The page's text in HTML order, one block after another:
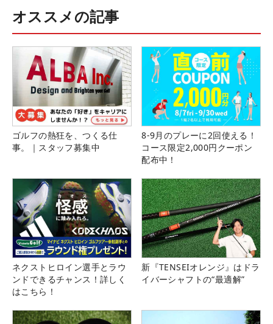
オススメの記事
ゴルフの熱狂を、つくる仕
事。｜スタッフ募集中
8-9月のプレーに2回使える！
コース限定2,000円クーポン
配布中！
ネクストヒロイン選手とラウ
ンドできるチャンス！詳しく
はこちら！
新『TENSEIオレンジ』はドラ
イバーシャフトの“最適解”